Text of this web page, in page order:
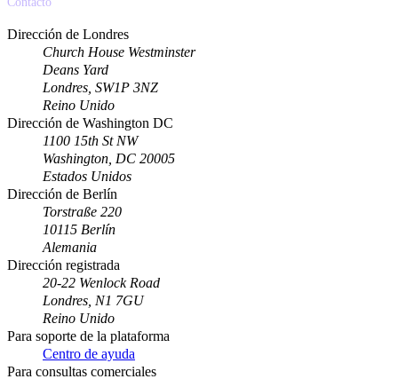
Dirección de Londres
Church House Westminster
Deans Yard
Londres, SW1P 3NZ
Reino Unido
Dirección de Washington DC
1100 15th St NW
Washington, DC 20005
Estados Unidos
Dirección de Berlín
Torstraße 220
10115 Berlín
Alemania
Dirección registrada
20-22 Wenlock Road
Londres, N1 7GU
Reino Unido
Para soporte de la plataforma
Centro de ayuda
Para consultas comerciales